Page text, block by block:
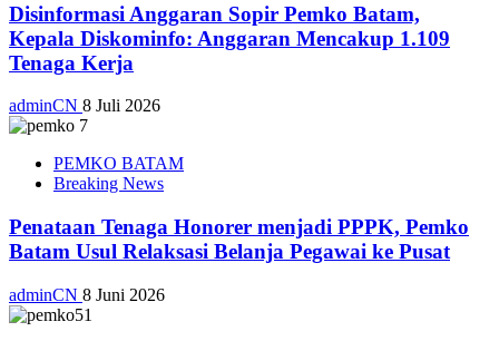
Disinformasi Anggaran Sopir Pemko Batam,
Kepala Diskominfo: Anggaran Mencakup 1.109
Tenaga Kerja
adminCN 8 Juli 2026
PEMKO BATAM
Breaking News
Penataan Tenaga Honorer menjadi PPPK, Pemko
Batam Usul Relaksasi Belanja Pegawai ke Pusat
adminCN 8 Juni 2026